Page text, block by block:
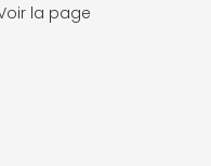
la page